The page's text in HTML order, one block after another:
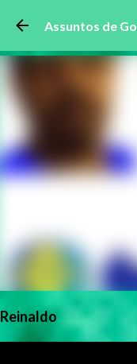
Pular
Assuntos de
Reinaldo